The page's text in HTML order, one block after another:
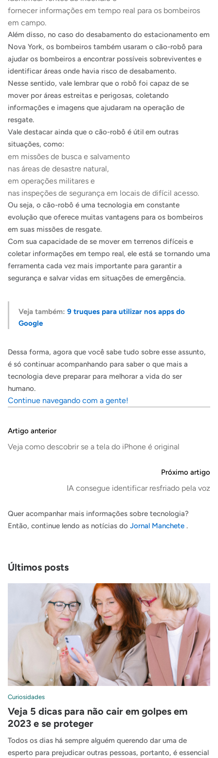
fornecer informações em tempo real para os bombeiros
em campo.
Além disso, no caso do desabamento do estacionamento em
Nova York, os bombeiros também usaram o cão-robô para
ajudar os bombeiros a encontrar possíveis sobreviventes e
identificar áreas onde havia risco de desabamento.
Nesse sentido, vale lembrar que o robô foi capaz de se
mover por áreas estreitas e perigosas, coletando
informações e imagens que ajudaram na operação de
resgate.
Vale destacar ainda que o cão-robô é útil em outras
situações, como:
em missões de busca e salvamento
nas áreas de desastre natural,
em operações militares e
nas inspeções de segurança em locais de difícil acesso.
Ou seja, o cão-robô é uma tecnologia em constante
evolução que oferece muitas vantagens para os bombeiros
em suas missões de resgate.
Com sua capacidade de se mover em terrenos difíceis e
coletar informações em tempo real, ele está se tornando uma
ferramenta cada vez mais importante para garantir a
segurança e salvar vidas em situações de emergência.
Veja também: 9 truques para utilizar nos apps do
Google
Dessa forma, agora que você sabe tudo sobre esse assunto,
é só continuar acompanhando para saber o que mais a
tecnologia deve preparar para melhorar a vida do ser
humano.
Continue navegando com a gente!
Artigo anterior
Veja como descobrir se a tela do iPhone é original
Próximo artigo
IA consegue identificar resfriado pela voz
Quer acompanhar mais informações sobre tecnologia?
Então, continue lendo as notícias do Jornal Manchete .
Últimos posts
Curiosidades
Veja 5 dicas para não cair em golpes em
2023 e se proteger
Todos os dias há sempre alguém querendo dar uma de
esperto para prejudicar outras pessoas, portanto, é essencial